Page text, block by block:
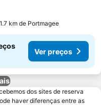
km de Portmagee
Ver preços
dos sites de reserva
haver diferenças entre as